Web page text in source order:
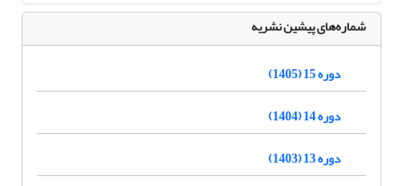
شماره‌های پیشین نشریه
دوره 15 (1405)
دوره 14 (1404)
دوره 13 (1403)